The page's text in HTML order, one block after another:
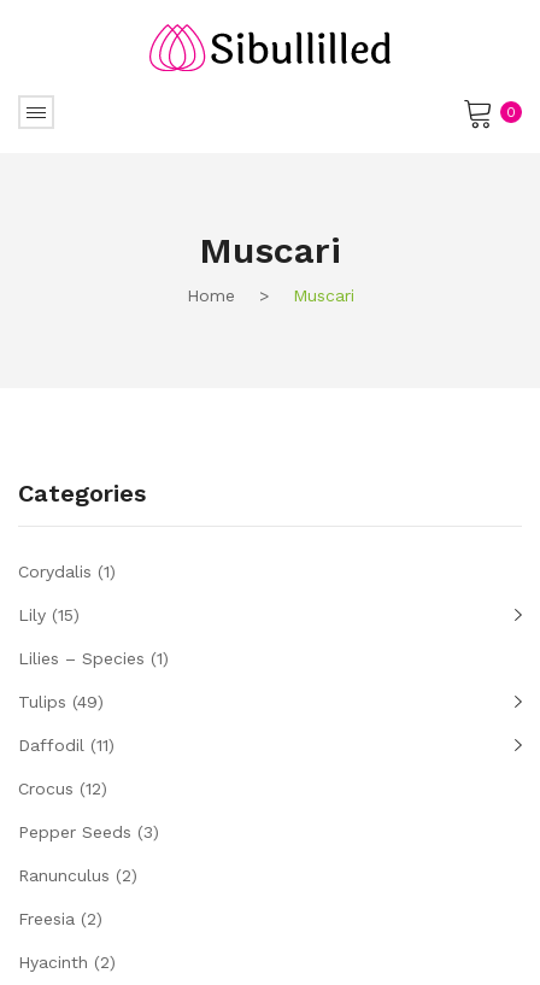
0
Muscari
Home > Muscari
Categories
Corydalis (1)
Lily (15)
Lilies – Species (1)
Tulips (49)
Daffodil (11)
Crocus (12)
Pepper Seeds (3)
Ranunculus (2)
Freesia (2)
Hyacinth (2)